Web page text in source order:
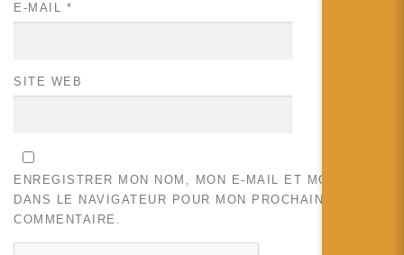
E-MAIL *
SITE WEB
ENREGISTRER MON NOM, MON E-MAIL ET MON SITE
DANS LE NAVIGATEUR POUR MON PROCHAIN
COMMENTAIRE.